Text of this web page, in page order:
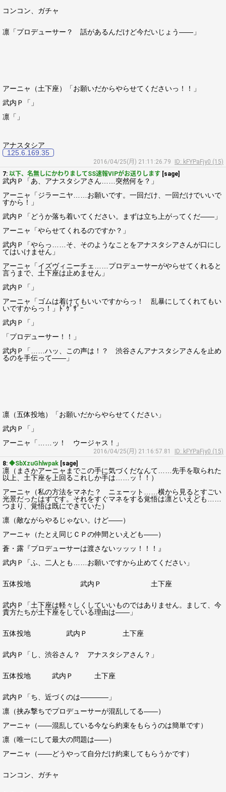
コンコン、ガチャ
凛「プロデューサー？ 話があるんだけど今だいじょう――」
アーニャ（土下座）「お願いだからやらせてくださいっ！！」
武内Ｐ「」
凛「」
アナスタシア
125.6.169.35
2016/04/25(月) 21:11:26.79
ID: kFYPaFjy0 (15)
7: 以下、名無しにかわりましてSS速報VIPがお送りします [sage]
武内Ｐ「あ、アナスタシアさん……突然何を？」
アーニャ「ジラーニヤ……お願いです。一回だけ、一回だけでいいで
すから！」
武内Ｐ「どうか落ち着いてください。まずは立ち上がってくだ――」
アーニャ「やらせてくれるのですか？」
武内Ｐ「やらっ……そ、そのようなことをアナスタシアさんが口にし
てはいけません」
アーニャ「イズヴィニーチェ……プロデューサーがやらせてくれると
言うまで、土下座は止めません」
武内Ｐ「」
アーニャ「ゴムは着けてもいいですからっ！ 乱暴にしてくれてもい
いですからっ！」ﾄﾞｹﾞｻﾞｰ
武内Ｐ「」
「プロデューサー！！」
武内Ｐ「……ハッ、この声は！？ 渋谷さんアナスタシアさんを止め
るのを手伝って――」
凛（五体投地）「お願いだからやらせてください」
武内Ｐ「」
アーニャ「……ッ！ ウージャス！」
2016/04/25(月) 21:16:57.81
ID: kFYPaFjy0 (15)
8: ◆SbXzuGhlwpak [sage]
凛（まさかアーニャまでこの手に気づくだなんて……先手を取られた
以上、土下座を上回るこれしか手は……ッ！！）
アーニャ（私の方法をマネた？ ニェーット……横から見るとすごい
光景だったはずです。それをすぐマネをする覚悟は凛といえども……
つまり、覚悟は既にできていた）
凛（敵ながらやるじゃない。けど――）
アーニャ（たとえ同じＣＰの仲間といえども――）
蒼・露『プロデューサーは渡さないッッッ！！！』
武内Ｐ「ふ、二人とも……お願いですから止めてください」
五体投地 武内Ｐ 土下座
武内Ｐ「土下座は軽々しくしていいものではありません。まして、今
貴方たちが土下座をしている理由は――」
五体投地 武内Ｐ 土下座
武内Ｐ「し、渋谷さん？ アナスタシアさん？」
五体投地 武内Ｐ 土下座
武内Ｐ「ち、近づくのは――――」
凛（挟み撃ちでプロデューサーが混乱してる――）
アーニャ（――混乱している今なら約束をもらうのは簡単です）
凛（唯一にして最大の問題は――）
アーニャ（――どうやって自分だけ約束してもらうかです）
コンコン、ガチャ